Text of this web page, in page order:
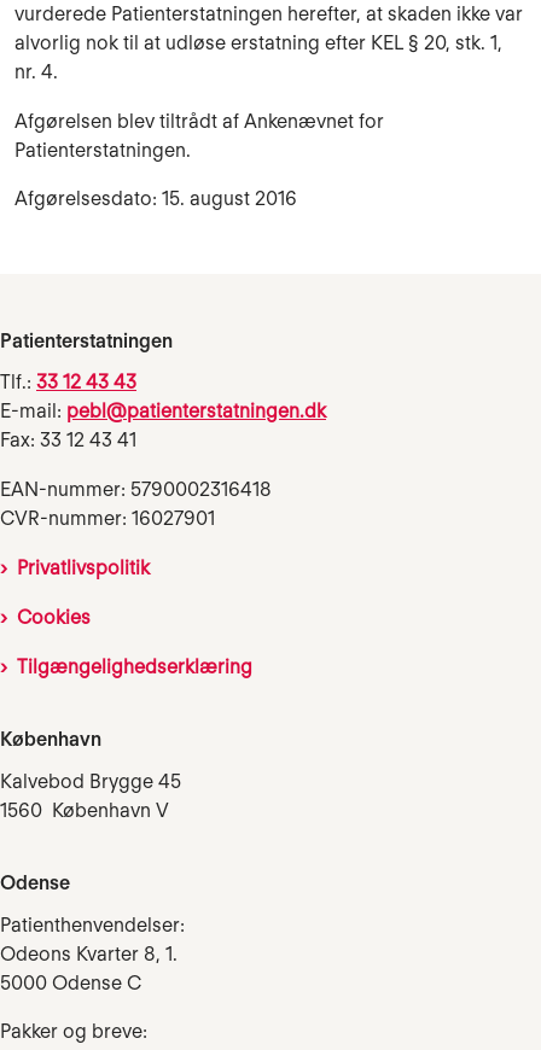
vurderede Patienterstatningen herefter, at skaden ikke var
alvorlig nok til at udløse erstatning efter KEL § 20, stk. 1,
nr. 4.
Afgørelsen blev tiltrådt af Ankenævnet for
Patienterstatningen.
Afgørelsesdato: 15. august 2016
Patienterstatningen
Tlf.: 33 12 43 43
E-mail: pebl@patienterstatningen.dk
Fax: 33 12 43 41
EAN-nummer: 5790002316418
CVR-nummer: 16027901
Privatlivspolitik
Cookies
Tilgængelighedserklæring
København
Kalvebod Brygge 45
1560 København V
Odense
Patienthenvendelser:
Odeons Kvarter 8, 1.
5000 Odense C
Pakker og breve: